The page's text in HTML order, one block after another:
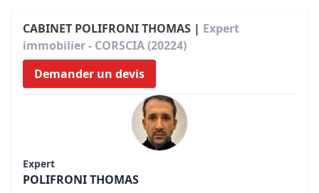
CABINET POLIFRONI THOMAS | Expert
immobilier - CORSCIA (20224)
Demander un devis
Expert
POLIFRONI THOMAS